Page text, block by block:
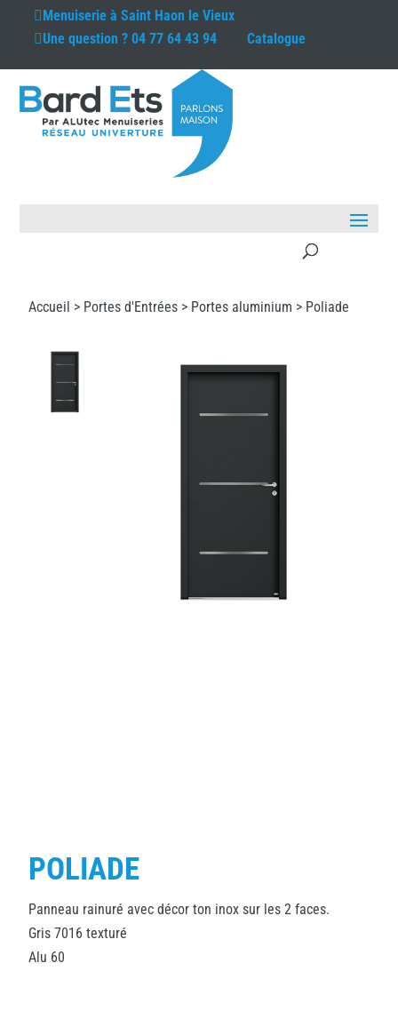
Menuiserie àSaint Haon le Vieux
Une question ?04 77 64 43 94 Catalogue
Accueil > Portes d'Entrées > Portes aluminium > Poliade
POLIADE
Panneau rainuré avec décor ton inox sur les 2 faces.
Gris 7016 texturé
Alu 60